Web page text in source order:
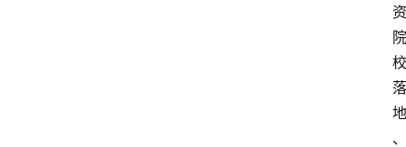
资
院
校
落
地
、